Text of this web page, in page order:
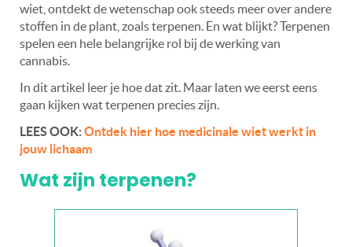
wiet, ontdekt de wetenschap ook steeds meer over andere
stoffen in de plant, zoals terpenen. En wat blijkt? Terpenen
spelen een hele belangrijke rol bij de werking van
cannabis.
In dit artikel leer je hoe dat zit. Maar laten we eerst eens
gaan kijken wat terpenen precies zijn.
LEES OOK:Ontdek hier hoe medicinale wiet werkt in
jouw lichaam
Wat zijn terpenen?